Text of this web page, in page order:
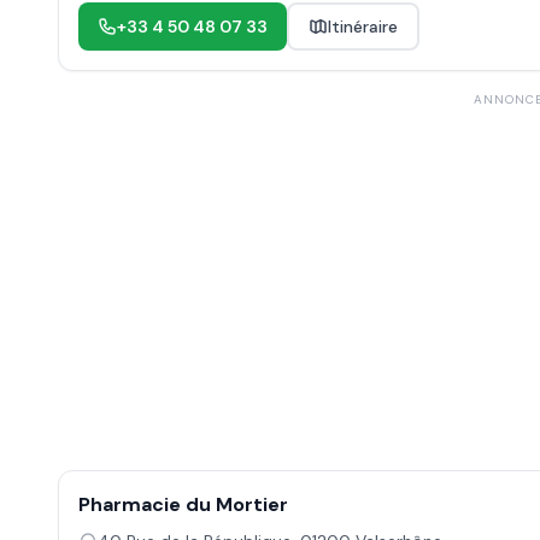
+33 4 50 48 07 33 Itinéraire
Pharmacie du Mortier